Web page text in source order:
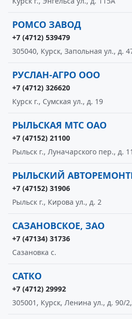
РОМСО ЗАВОД
+7 (4712) 539479
305040, Курск, Запольная ул., д.
РУСЛАН-АГРО ООО
+7 (4712) 326620
Курск г., Сумская ул., д. 19
РЫЛЬСКАЯ МТС ОАО
+7 (47152) 21100
Рыльск г., Луначарского пер., д. 11
РЫЛЬСКИЙ
+7 (47152) 31906
Рыльск г., Кирова ул., д. 2
САЗАНОВСКОЕ, ЗАО
+7 (47134) 31736
Сазановка с.
САТКО
+7 (4712) 29992
305001, Курск, Ленина ул., д. 90/